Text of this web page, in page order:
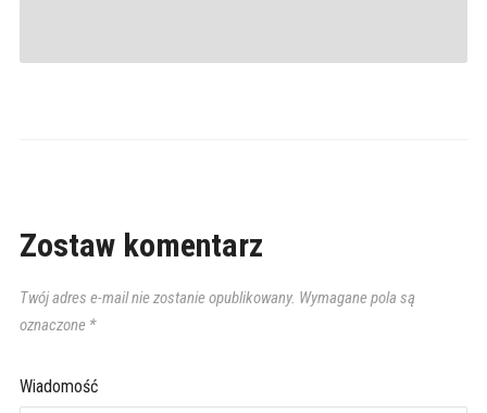
Zostaw komentarz
Twój adres e-mail nie zostanie opublikowany. Wymagane pola są
oznaczone *
Wiadomość